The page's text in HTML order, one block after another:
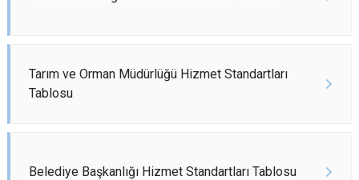
Tarım ve Orman Müdürlüğü Hizmet Standartları
Tablosu
Belediye Başkanlığı Hizmet Standartları Tablosu